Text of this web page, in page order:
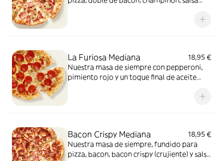
La Furiosa Mediana
18,95 €
Nuestra masa de siempre con pepperoni,
pimiento rojo y un toque final de aceite
Bacon Crispy Mediana
18,95 €
Nuestra masa de siempre, fundido para
pizza, bacon, bacon crispy (crujiente) y salsa